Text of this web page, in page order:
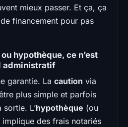
mieux passer. Et ça, ça
financement pour pas
hypothèque, ce n’est
administratif
garantie. La caution via
plus simple et parfois
L’hypothèque (ou
des frais notariés